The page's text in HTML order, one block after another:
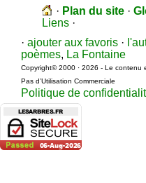
· Plan du site ·
Liens ·
· ajouter aux favoris ·
poèmes, La Fontaine
Copyright© 2000 · 2026 - Le contenu
Pas d’Utilisation Commerciale
Politique de